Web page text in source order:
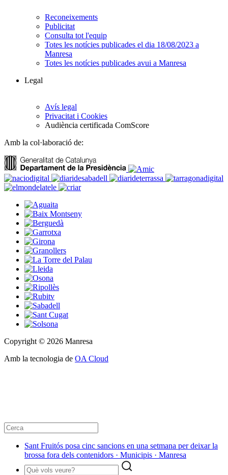
Reconeixements
Publicitat
Consulta tot l'equip
Totes les notícies publicades el dia 18/08/2023 a
Manresa
Totes les notícies publicades avui a Manresa
Legal
Avís legal
Privacitat i Cookies
Audiència certificada ComScore
Amb la col·laboració de:
Copyright © 2026 Manresa
Amb la tecnologia de OA Cloud
Sant Fruitós posa cinc sancions en una setmana per deixar la
brossa fora dels contenidors · Municipis · Manresa